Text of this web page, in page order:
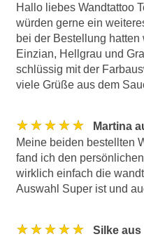
Hallo liebes Wandtattoo
würden gerne ein
bei der Bestellung
Einzian, Hellgrau und
schlüssig mit der
viele Grüße aus dem
★★★★★
Martina
Meine beiden bestellten
fand ich den
wirklich einfach die
Auswahl Super ist und
★★★★★
Silke aus